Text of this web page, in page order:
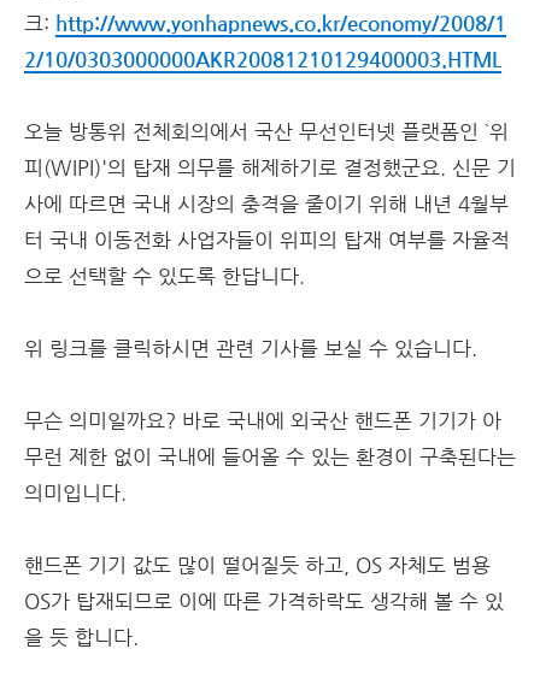
크: http://www.yonhapnews.co.kr/economy/2008/1
2/10/0303000000AKR20081210129400003.HTML
오늘 방통위 전체회의에서 국산 무선인터넷 플랫폼인 `위
피(WIPI)'의 탑재 의무를 해제하기로 결정했군요. 신문 기
사에 따르면 국내 시장의 충격을 줄이기 위해 내년 4월부
터 국내 이동전화 사업자들이 위피의 탑재 여부를 자율적
으로 선택할 수 있도록 한답니다.
위 링크를 클릭하시면 관련 기사를 보실 수 있습니다.
무슨 의미일까요? 바로 국내에 외국산 핸드폰 기기가 아
무런 제한 없이 국내에 들어올 수 있는 환경이 구축된다는
의미입니다.
핸드폰 기기 값도 많이 떨어질듯 하고, OS 자체도 범용
OS가 탑재되므로 이에 따른 가격하락도 생각해 볼 수 있
을 듯 합니다.